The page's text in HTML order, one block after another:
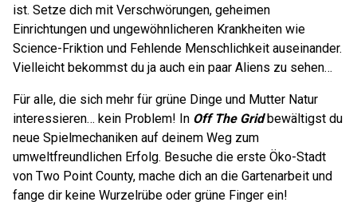
ist. Setze dich mit Verschwörungen, geheimen
Einrichtungen und ungewöhnlicheren Krankheiten wie
Science-Friktion und Fehlende Menschlichkeit auseinander.
Vielleicht bekommst du ja auch ein paar Aliens zu sehen…
Für alle, die sich mehr für grüne Dinge und Mutter Natur
interessieren… kein Problem! In Off The Gridbewältigst du
neue Spielmechaniken auf deinem Weg zum
umweltfreundlichen Erfolg. Besuche die erste Öko-Stadt
von Two Point County, mache dich an die Gartenarbeit und
fange dir keine Wurzelrübe oder grüne Finger ein!